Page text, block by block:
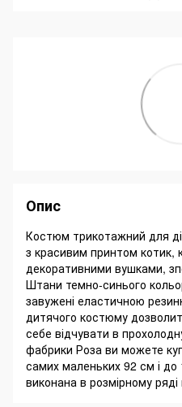
Опис
Костюм трикотажний для
з красивим принтом котик,
декоративними вушками,
Штани темно-синього
завужені еластичною
дитячого костюму
себе відчувати в
фабрики Роза ви можете
самих маленьких 92 см і
виконана в розмірному